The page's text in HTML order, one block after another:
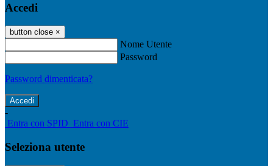
Accedi
button close ×
Nome Utente
Password
Password dimenticata?
-
Entra con SPID Entra con CIE
Seleziona utente